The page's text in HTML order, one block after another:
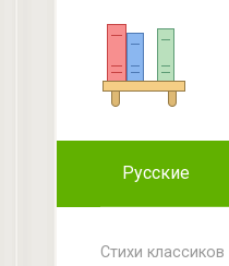
Русские
Стихи классиков